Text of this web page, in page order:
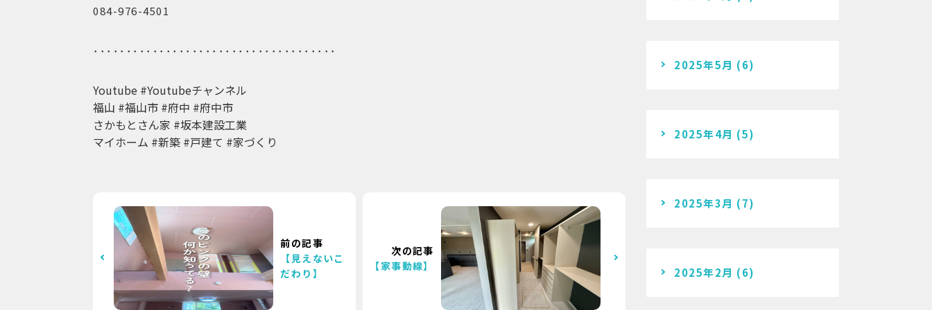
084-976-4501
･････････････････････････････････････
Youtube #Youtubeチャンネル
福山 #福山市 #府中 #府中市
さかもとさん家 #坂本建設工業
マイホーム #新築 #戸建て #家づくり
前の記事
【見えないこ
だわり】
次の記事
【家事動線】
2025年5月 (6)
2025年4月 (5)
2025年3月 (7)
2025年2月 (6)